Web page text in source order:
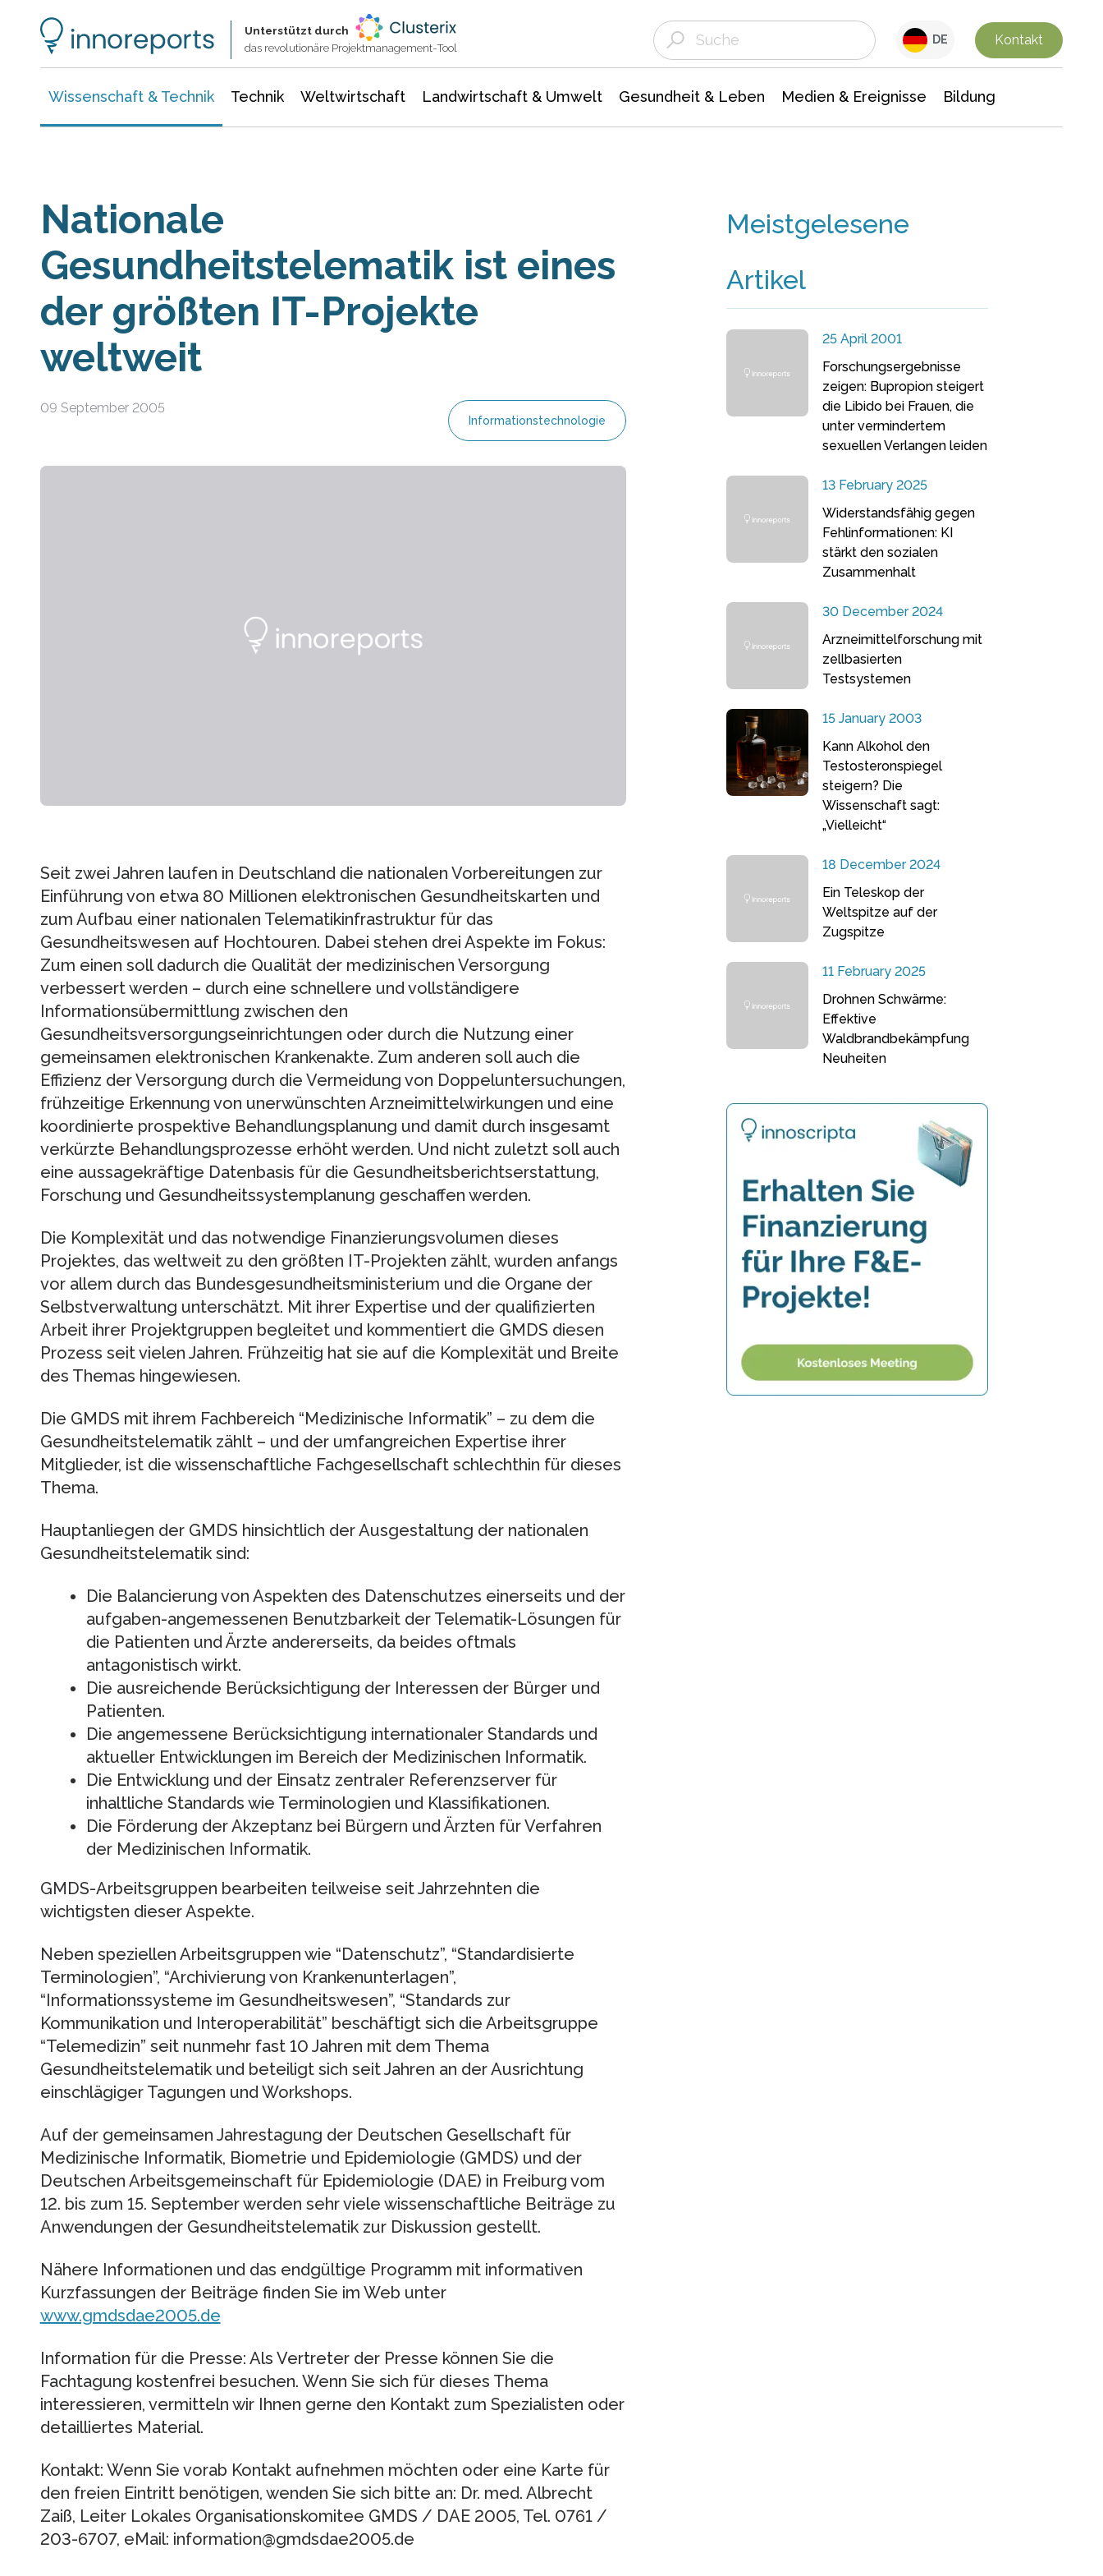
Unterstützt durch
das revolutionäre Projektmanagement-Tool
DE Kontakt
Wissenschaft & Technik Technik Weltwirtschaft Landwirtschaft & Umwelt Gesundheit & Leben Medien & Ereignisse Bildung
Nationale
Gesundheitstelematik ist eines
der größten IT-Projekte
weltweit
09 September 2005
Informationstechnologie
Seit zwei Jahren laufen in Deutschland die nationalen Vorbereitungen zur
Einführung von etwa 80 Millionen elektronischen Gesundheitskarten und
zum Aufbau einer nationalen Telematikinfrastruktur für das
Gesundheitswesen auf Hochtouren. Dabei stehen drei Aspekte im Fokus:
Zum einen soll dadurch die Qualität der medizinischen Versorgung
verbessert werden – durch eine schnellere und vollständigere
Informationsübermittlung zwischen den
Gesundheitsversorgungseinrichtungen oder durch die Nutzung einer
gemeinsamen elektronischen Krankenakte. Zum anderen soll auch die
Effizienz der Versorgung durch die Vermeidung von Doppeluntersuchungen,
frühzeitige Erkennung von unerwünschten Arzneimittelwirkungen und eine
koordinierte prospektive Behandlungsplanung und damit durch insgesamt
verkürzte Behandlungsprozesse erhöht werden. Und nicht zuletzt soll auch
eine aussagekräftige Datenbasis für die Gesundheitsberichtserstattung,
Forschung und Gesundheitssystemplanung geschaffen werden.
Die Komplexität und das notwendige Finanzierungsvolumen dieses
Projektes, das weltweit zu den größten IT-Projekten zählt, wurden anfangs
vor allem durch das Bundesgesundheitsministerium und die Organe der
Selbstverwaltung unterschätzt. Mit ihrer Expertise und der qualifizierten
Arbeit ihrer Projektgruppen begleitet und kommentiert die GMDS diesen
Prozess seit vielen Jahren. Frühzeitig hat sie auf die Komplexität und Breite
des Themas hingewiesen.
Die GMDS mit ihrem Fachbereich “Medizinische Informatik” – zu dem die
Gesundheitstelematik zählt – und der umfangreichen Expertise ihrer
Mitglieder, ist die wissenschaftliche Fachgesellschaft schlechthin für dieses
Thema.
Hauptanliegen der GMDS hinsichtlich der Ausgestaltung der nationalen
Gesundheitstelematik sind:
Die Balancierung von Aspekten des Datenschutzes einerseits und der
aufgaben-angemessenen Benutzbarkeit der Telematik-Lösungen für
die Patienten und Ärzte andererseits, da beides oftmals
antagonistisch wirkt.
Die ausreichende Berücksichtigung der Interessen der Bürger und
Patienten.
Die angemessene Berücksichtigung internationaler Standards und
aktueller Entwicklungen im Bereich der Medizinischen Informatik.
Die Entwicklung und der Einsatz zentraler Referenzserver für
inhaltliche Standards wie Terminologien und Klassifikationen.
Die Förderung der Akzeptanz bei Bürgern und Ärzten für Verfahren
der Medizinischen Informatik.
GMDS-Arbeitsgruppen bearbeiten teilweise seit Jahrzehnten die
wichtigsten dieser Aspekte.
Neben speziellen Arbeitsgruppen wie “Datenschutz”, “Standardisierte
Terminologien”, “Archivierung von Krankenunterlagen”,
“Informationssysteme im Gesundheitswesen”, “Standards zur
Kommunikation und Interoperabilität” beschäftigt sich die Arbeitsgruppe
“Telemedizin” seit nunmehr fast 10 Jahren mit dem Thema
Gesundheitstelematik und beteiligt sich seit Jahren an der Ausrichtung
einschlägiger Tagungen und Workshops.
Auf der gemeinsamen Jahrestagung der Deutschen Gesellschaft für
Medizinische Informatik, Biometrie und Epidemiologie (GMDS) und der
Deutschen Arbeitsgemeinschaft für Epidemiologie (DAE) in Freiburg vom
12. bis zum 15. September werden sehr viele wissenschaftliche Beiträge zu
Anwendungen der Gesundheitstelematik zur Diskussion gestellt.
Nähere Informationen und das endgültige Programm mit informativen
Kurzfassungen der Beiträge finden Sie im Web unter
www.gmdsdae2005.de
Information für die Presse: Als Vertreter der Presse können Sie die
Fachtagung kostenfrei besuchen. Wenn Sie sich für dieses Thema
interessieren, vermitteln wir Ihnen gerne den Kontakt zum Spezialisten oder
detailliertes Material.
Kontakt: Wenn Sie vorab Kontakt aufnehmen möchten oder eine Karte für
den freien Eintritt benötigen, wenden Sie sich bitte an: Dr. med. Albrecht
Zaiß, Leiter Lokales Organisationskomitee GMDS / DAE 2005, Tel. 0761 /
203-6707, eMail: information@gmdsdae2005.de
Meistgelesene
Artikel
25 April 2001
Forschungsergebnisse
zeigen: Bupropion steigert
die Libido bei Frauen, die
unter vermindertem
sexuellen Verlangen leiden
13 February 2025
Widerstandsfähig gegen
Fehlinformationen: KI
stärkt den sozialen
Zusammenhalt
30 December 2024
Arzneimittelforschung mit
zellbasierten
Testsystemen
15 January 2003
Kann Alkohol den
Testosteronspiegel
steigern? Die
Wissenschaft sagt:
„Vielleicht“
18 December 2024
Ein Teleskop der
Weltspitze auf der
Zugspitze
11 February 2025
Drohnen Schwärme:
Effektive
Waldbrandbekämpfung
Neuheiten